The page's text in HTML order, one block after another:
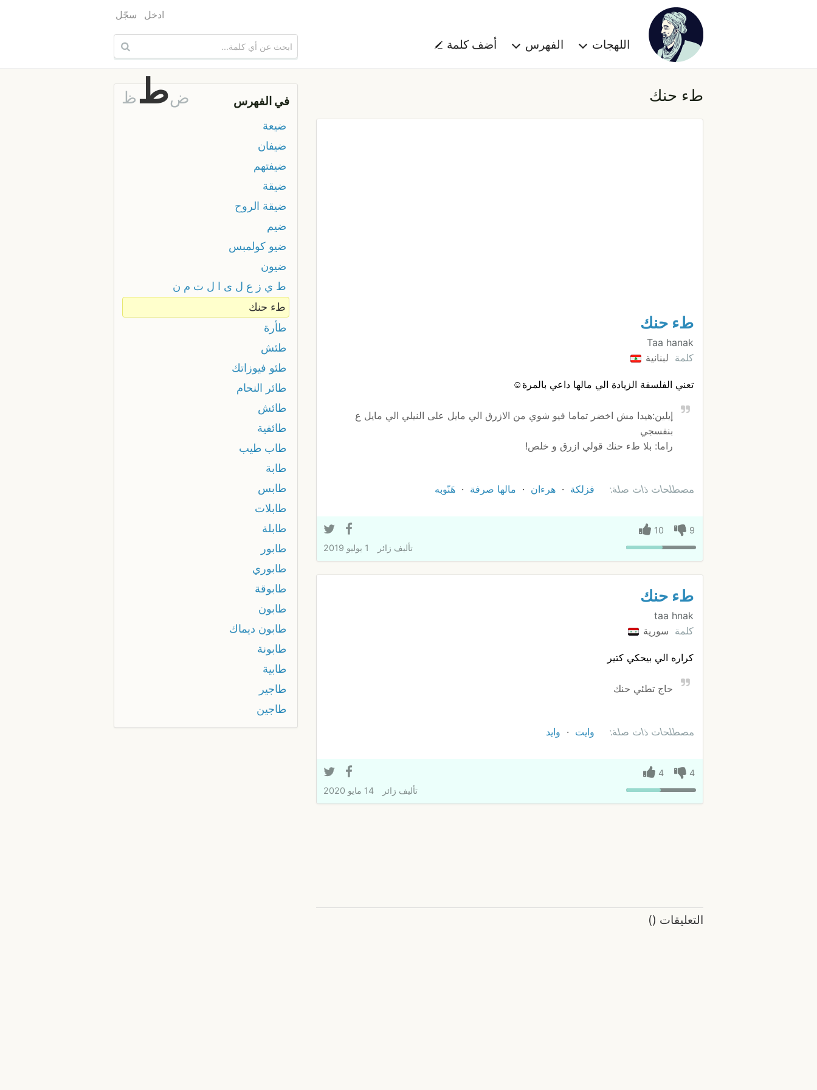
اللهجات الفهرس أضف كلمة
ادخل سجّل
طء حنك
طء حنك
Taa hanak
كلمة لبنانية
تعني الفلسفة الزيادة الي مالها داعي بالمرة☺️
إيلين:هيدا مش اخضر تماما فيو شوي من الازرق الي مايل على النيلي الي مايل ع
بنفسجي
راما: بلا طء حنك قولي ازرق و خلص!
مصطلحات ذات صلة: فزلكة هرءان مالها صرفة هَنّوبه
9
10
تأليف زائر 1 يوليو 2019
طء حنك
taa hnak
كلمة سورية
كراره الي بيحكي كتير
حاج تطئي حنك
مصطلحات ذات صلة: وايت وايد
4
4
تأليف زائر 14 مايو 2020
التعليقات (
)
في الفهرس ضط ظ
ضيعة
ضيفان
ضيفتهم
ضيقة
ضيقة الروح
ضيم
ضيو كولمبس
ضيون
ط ي ز ع ل ى ا ل ت م ن
طء حنك
طأرة
طئش
طئو فيوزاتك
طائر النحام
طائش
طائفية
طاب طيب
طابة
طابس
طابلات
طابلة
طابور
طابوري
طابوقة
طابون
طابون ديماك
طابونة
طابية
طاجير
طاجين